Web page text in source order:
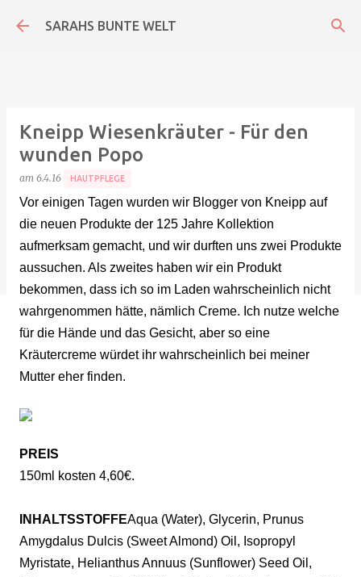
Direkt zum Hauptbereich
SARAHS BUNTE WELT
Kneipp Wiesenkräuter - Für den
wunden Popo
am 6.4.16 HAUTPFLEGE
Vor einigen Tagen wurden wir Blogger von Kneipp auf
die neuen Produkte der 125 Jahre Kollektion
aufmerksam gemacht, und wir durften uns zwei Produkte
aussuchen. Als zweites haben wir ein Produkt
bekommen, dass ich so im Laden wahrscheinlich nicht
wahrgenommen hätte, nämlich Creme. Ich nutze welche
für die Hände und das Gesicht, aber so eine
Kräutercreme würdet ihr wahrscheinlich bei meiner
Mutter eher finden.
PREIS
150ml kosten 4,60€.
INHALTSSTOFFEAqua (Water), Glycerin, Prunus
Amygdalus Dulcis (Sweet Almond) Oil, Isopropyl
Myristate, Helianthus Annuus (Sunflower) Seed Oil,